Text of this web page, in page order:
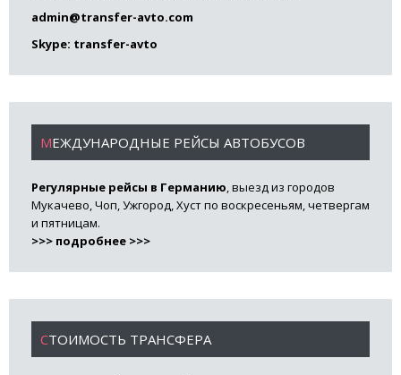
admin@transfer-avto.com
Skype: transfer-avto
МЕЖДУНАРОДНЫЕ РЕЙСЫ АВТОБУСОВ
Регулярные рейсы в Германию, выезд из городов
Мукачево, Чоп, Ужгород, Хуст по воскресеньям, четвергам
и пятницам.
>>> подробнее >>>
СТОИМОСТЬ ТРАНСФЕРА